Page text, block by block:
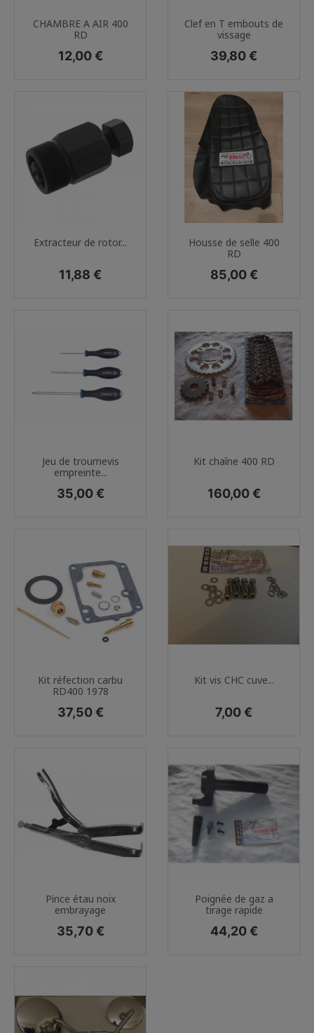
CHAMBRE A AIR 400
RD
Prix
12,00 €
Clef en T embouts de
vissage
Prix
39,80 €
Extracteur de rotor...
Prix
11,88 €
Housse de selle 400
RD
Prix
85,00 €
Jeu de trournevis
empreinte...
Prix
35,00 €
Kit chaîne 400 RD
Prix
160,00 €
Kit réfection carbu
RD400 1978
Prix
37,50 €
Kit vis CHC cuve...
Prix
7,00 €
Pince étau noix
embrayage
Prix
35,70 €
Poignée de gaz a
tirage rapide
Prix
44,20 €